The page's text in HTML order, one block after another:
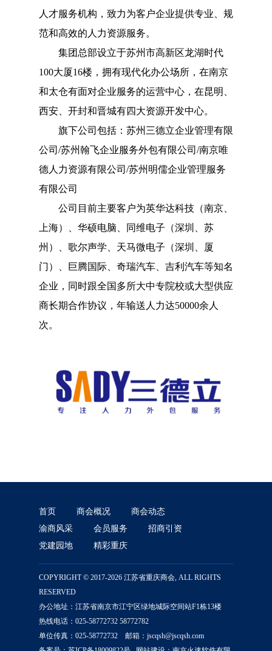
人才服务机构，致力为客户企业提供专业、规
范和高效的人力资源服务。
集团总部设立于苏州市高新区龙湖时代
100大厦16楼，拥有现代化办公场所，在南京
和太仓有面对企业服务的运营中心，在昆明、
西安、开封和晋城有四大资源开发中心。
旗下公司包括：苏州三德立企业管理有限
公司/苏州翰飞企业服务外包有限公司/南京唯
德人力资源有限公司/苏州明儒企业管理服务
有限公司
公司目前主要客户为英华达科技（南京、
上海）、华硕电脑、同维电子（深圳、苏
州）、歌尔声学、天马微电子（深圳、厦
门）、巨腾国际、奇瑞汽车、吉利汽车等知名
企业，同时跟全国多所大中专院校或大型供应
商长期合作协议，年输送人力达50000余人
次。
首页 商会概况
商会动态
渝商风采
会员服务
招商引资
党建园地
精彩重庆
COPYRIGHT © 2017-2026 江苏省重庆商会, ALL RIGHTS
RESERVED
办公地址：江苏省南京市江宁区绿地城际空间站F1栋13楼
热线电话：025-58772732 58772782
单位传真：025-58772732 邮箱：jscqsh@jscqsh.com